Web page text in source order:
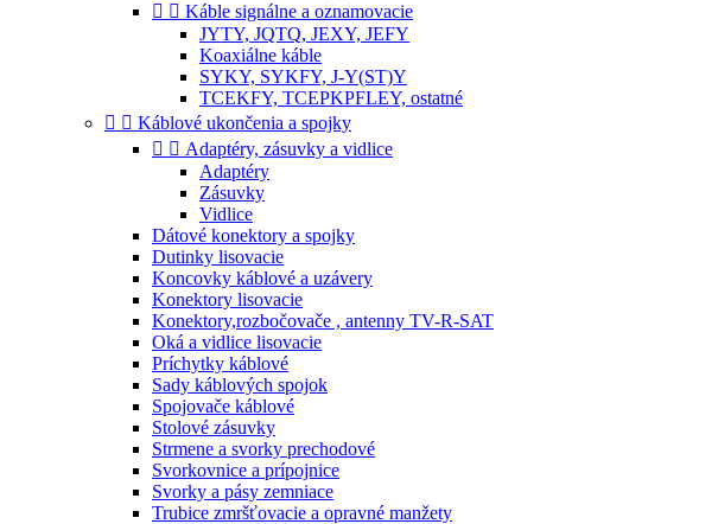
  Káble signálne a oznamovacie
JYTY, JQTQ, JEXY, JEFY
Koaxiálne káble
SYKY, SYKFY, J-Y(ST)Y
TCEKFY, TCEPKPFLEY, ostatné
  Káblové ukončenia a spojky
  Adaptéry, zásuvky a vidlice
Adaptéry
Zásuvky
Vidlice
Dátové konektory a spojky
Dutinky lisovacie
Koncovky káblové a uzávery
Konektory lisovacie
Konektory,rozbočovače , antenny TV-R-SAT
Oká a vidlice lisovacie
Príchytky káblové
Sady káblových spojok
Spojovače káblové
Stolové zásuvky
Strmene a svorky prechodové
Svorkovnice a prípojnice
Svorky a pásy zemniace
Trubice zmršťovacie a opravné manžety